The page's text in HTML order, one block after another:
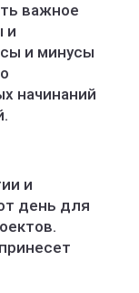
важное
и
и минусы
начинаний
и
день для